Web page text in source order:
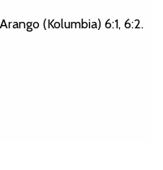
(Kolumbia) 6:1, 6:2.